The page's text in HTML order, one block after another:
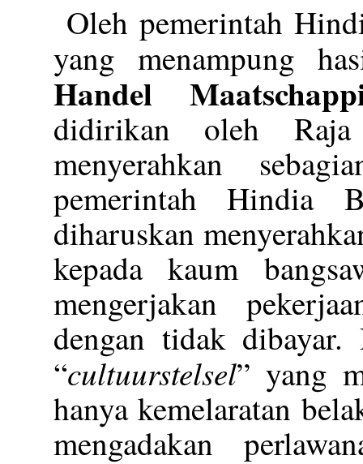
Oleh pemerintah
yang menampung
Handel
didirikan oleh
menyerahkan
pemerintah Hindia
diharuskan
kepada kaum
mengerjakan
dengan tidak
“cultuurstelsel” yang
hanya kemelaratan
mengadakan